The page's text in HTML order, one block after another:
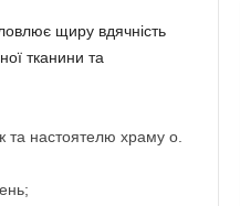
щиру вдячність
тканини та
та настоятелю храму о.